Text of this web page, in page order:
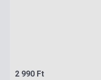
2 990 Ft